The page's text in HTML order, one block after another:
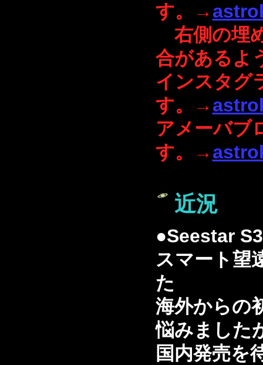
す。→
右側の埋
合があるよ
インスタグ
す。→
アメーバブ
す。→
近況
●Seestar
スマート望
た
海外からの
悩みました
国内発売を